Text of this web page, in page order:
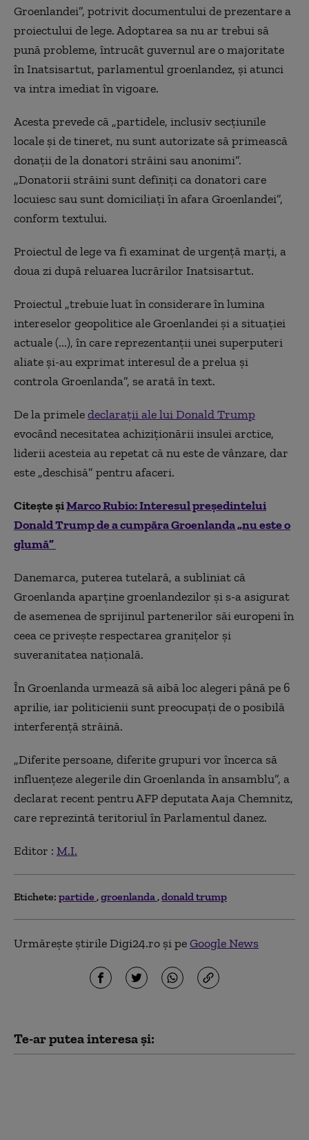
Groenlandei”, potrivit documentului de prezentare a
proiectului de lege. Adoptarea sa nu ar trebui să
pună probleme, întrucât guvernul are o majoritate
în Inatsisartut, parlamentul groenlandez, şi atunci
va intra imediat în vigoare.
Acesta prevede că „partidele, inclusiv secţiunile
locale şi de tineret, nu sunt autorizate să primească
donaţii de la donatori străini sau anonimi”.
„Donatorii străini sunt definiţi ca donatori care
locuiesc sau sunt domiciliaţi în afara Groenlandei”,
conform textului.
Proiectul de lege va fi examinat de urgenţă marţi, a
doua zi după reluarea lucrărilor Inatsisartut.
Proiectul „trebuie luat în considerare în lumina
intereselor geopolitice ale Groenlandei şi a situaţiei
actuale (...), în care reprezentanţii unei superputeri
aliate şi-au exprimat interesul de a prelua şi
controla Groenlanda”, se arată în text.
De la primeledeclaraţii ale lui Donald Trump
evocând necesitatea achiziţionării insulei arctice,
liderii acesteia au repetat că nu este de vânzare, dar
este „deschisă” pentru afaceri.
Citește șiMarco Rubio: Interesul preşedintelui
Donald Trump de a cumpăra Groenlanda „nu este o
glumă”
Danemarca, puterea tutelară, a subliniat că
Groenlanda aparţine groenlandezilor şi s-a asigurat
de asemenea de sprijinul partenerilor săi europeni în
ceea ce priveşte respectarea graniţelor şi
suveranitatea naţională.
În Groenlanda urmează să aibă loc alegeri până pe 6
aprilie, iar politicienii sunt preocupaţi de o posibilă
interferenţă străină.
„Diferite persoane, diferite grupuri vor încerca să
influenţeze alegerile din Groenlanda în ansamblu”, a
declarat recent pentru AFP deputata Aaja Chemnitz,
care reprezintă teritoriul în Parlamentul danez.
Editor : M.I.
Etichete: partide groenlanda donald trump
Urmărește știrile Digi24.ro și peGoogle News
Te-ar putea interesa și: